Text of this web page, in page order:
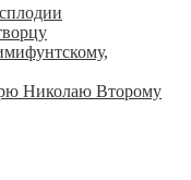
Николаю Второму